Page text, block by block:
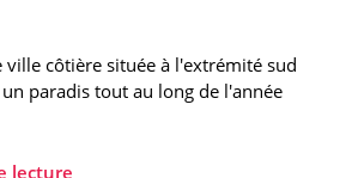
ville côtière située à l'extrémité sud
paradis tout au long de l'année
lecture